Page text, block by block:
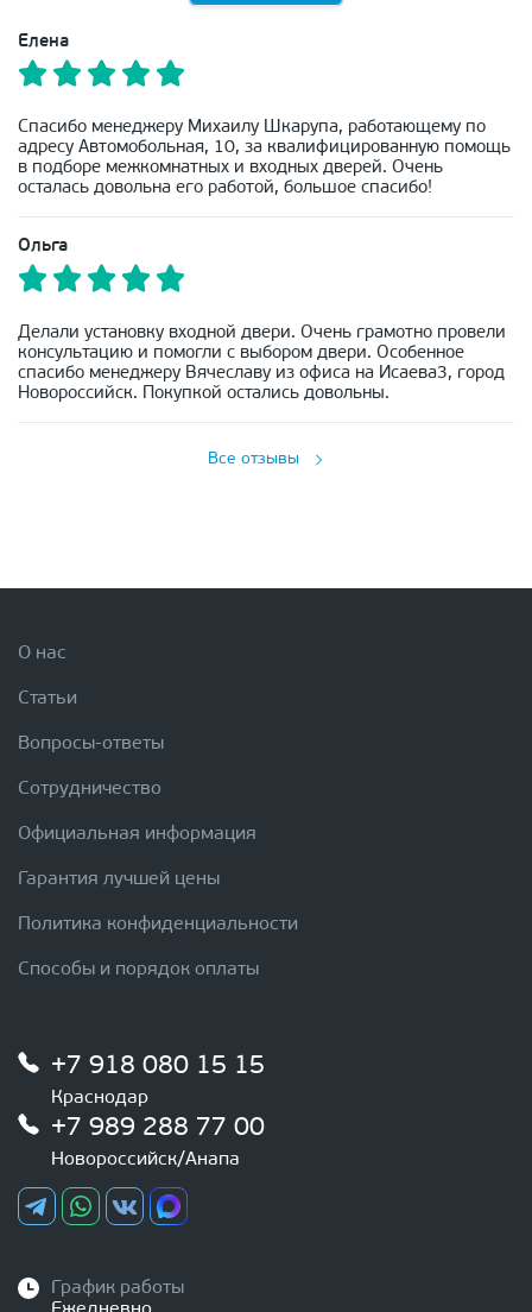
Елена
Спасибо менеджеру Михаилу Шкарупа, работающему по
адресу Автомобольная, 10, за квалифицированную помощь
в подборе межкомнатных и входных дверей. Очень
осталась довольна его работой, большое спасибо!
Ольга
Делали установку входной двери. Очень грамотно провели
консультацию и помогли с выбором двери. Особенное
спасибо менеджеру Вячеславу из офиса на Исаева3, город
Новороссийск. Покупкой остались довольны.
Все отзывы
О нас
Статьи
Вопросы-ответы
Сотрудничество
Официальная информация
Гарантия лучшей цены
Политика конфиденциальности
Способы и порядок оплаты
+7 918 080 15 15
Краснодар
+7 989 288 77 00
Новороссийск/Анапа
График работы